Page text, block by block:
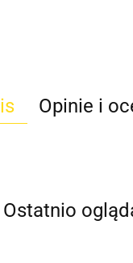
Opinie i
Ostatnio